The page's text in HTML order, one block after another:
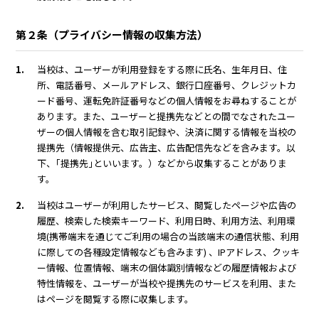
第２条（プライバシー情報の収集方法）
1.
当校は、ユーザーが利用登録をする際に氏名、生年月日、住
所、電話番号、メールアドレス、銀行口座番号、クレジットカ
ード番号、運転免許証番号などの個人情報をお尋ねすることが
あります。また、ユーザーと提携先などとの間でなされたユー
ザーの個人情報を含む取引記録や、決済に関する情報を当校の
提携先（情報提供元、広告主、広告配信先などを含みます。以
下、｢提携先｣といいます。）などから収集することがありま
す。
2.
当校はユーザーが利用したサービス、閲覧したページや広告の
履歴、検索した検索キーワード、利用日時、利用方法、利用環
境(携帯端末を通じてご利用の場合の当該端末の通信状態、利用
に際しての各種設定情報なども含みます) 、IPアドレス、クッキ
ー情報、位置情報、端末の個体識別情報などの履歴情報および
特性情報を、ユーザーが当校や提携先のサービスを利用、また
はページを閲覧する際に収集します。